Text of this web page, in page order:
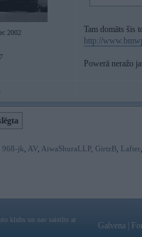
2002
Tam domāts šis
http://
Powerā neražo
968-jk AV AiwaShuraLLP, GirtzB Lafter
klubs un nav saistīts ar
Galvena